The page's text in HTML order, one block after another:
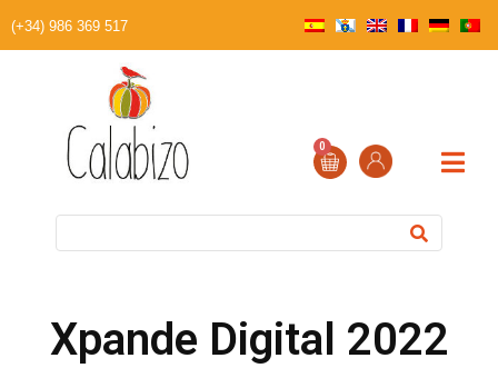
(+34) 986 369 517
0
Xpande Digital 2022